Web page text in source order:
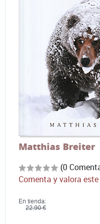
Matthias Breiter
(0
Comenta y valora
En tienda:
22,90 €